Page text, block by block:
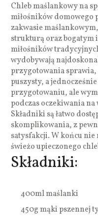
Chleb maślankowy na
miłośników domowego
zakwasie
strukturą oraz bogatym
miłośników
wydobywają
przygotowania sprawia,
puszysty, a
przygotowaniu, ale
podczas oczekiwania na
Składniki są łatwo
skomplikowania, z
satysfakcji. W końcu nie
świeżo upieczonego
Składniki:
400ml maślanki
450g mąki pszennej